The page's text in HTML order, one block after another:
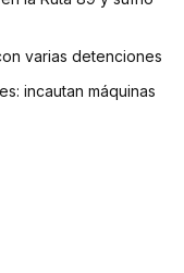
varias detenciones
incautan máquinas